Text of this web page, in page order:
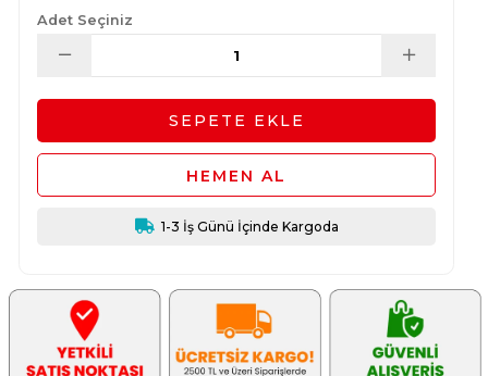
Adet Seçiniz
1-3 İş Günü İçinde Kargoda